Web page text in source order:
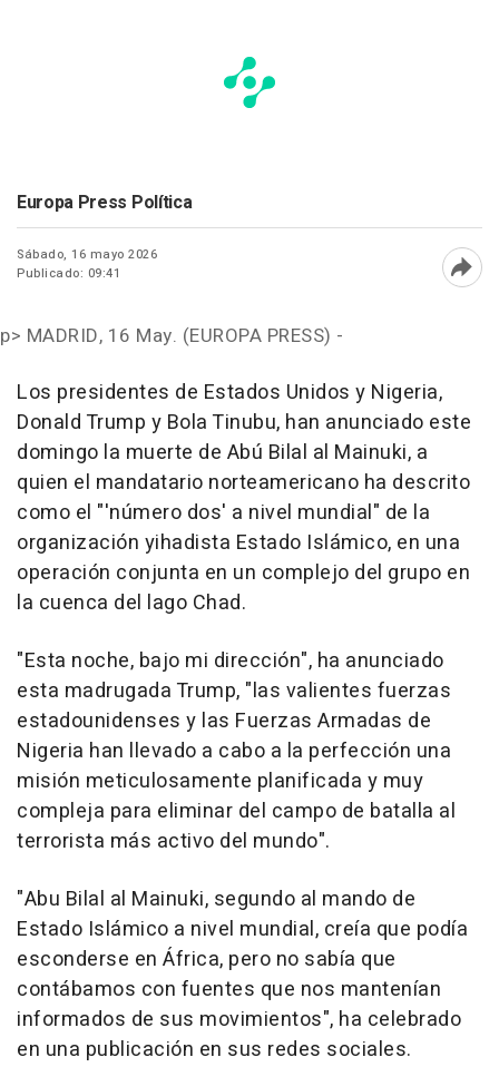
Europa Press Política
Sábado, 16 mayo 2026
Publicado: 09:41
p> MADRID, 16 May. (EUROPA PRESS) -
Los presidentes de Estados Unidos y Nigeria,
Donald Trump y Bola Tinubu, han anunciado este
domingo la muerte de Abú Bilal al Mainuki, a
quien el mandatario norteamericano ha descrito
como el "'número dos' a nivel mundial" de la
organización yihadista Estado Islámico, en una
operación conjunta en un complejo del grupo en
la cuenca del lago Chad.
"Esta noche, bajo mi dirección", ha anunciado
esta madrugada Trump, "las valientes fuerzas
estadounidenses y las Fuerzas Armadas de
Nigeria han llevado a cabo a la perfección una
misión meticulosamente planificada y muy
compleja para eliminar del campo de batalla al
terrorista más activo del mundo".
"Abu Bilal al Mainuki, segundo al mando de
Estado Islámico a nivel mundial, creía que podía
esconderse en África, pero no sabía que
contábamos con fuentes que nos mantenían
informados de sus movimientos", ha celebrado
en una publicación en sus redes sociales.